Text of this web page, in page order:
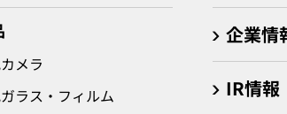
メラ
ラス・フィルム
企業情
IR情報